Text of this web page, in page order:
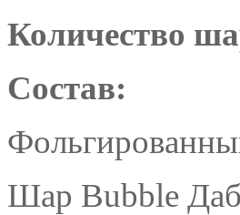
Количество
Состав:
Шар Bubble